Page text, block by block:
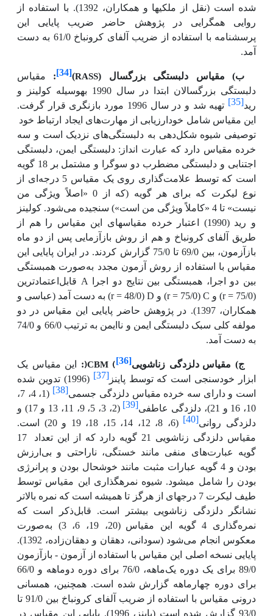
شده است (نقل از ملکیها و همکاران، 1392). با استفاده از
روایی همگرایی در پژوهش حاضر ضریب پایایی این
پرسشنامه با استفاده از ضریب آلفای کرونباخ 61/0 به دست
آمد.
ب) مقیاس دلبستگی بزرگسال (RASS
)
[34]
: مقیاس
دلبستگی بزرگسالان ابتدا در سال 1990 به­وسیله کولینز و
رید[35]
تهیه شد و در سال 1996 مورد بازنگری قرار گرفت.
این مقیاس شامل خودارزیابی از مهارت‌های ایجاد ارتباط خود
توصیفی شیوه شکل‌دهی به دلبستگی‌های نزدیک است و سه
خرده مقیاس دارد که عبارت انداز: دلبستگی ایمن، دلبستگی
اجتنابی و دلبستگی مضطرب دو سوگرا و مشتمل بر 18 گویه
است که توسط علامت‌گذاری روی یک مقیاس 5 درجه‌ای از
نوع لیکرت که برای هر گویه (که از 0 «اصلاً ویژگی من
نیست» تا 4 «کاملاً ویژگی من است») سنجیده می‌شود. کولینز
و رید (1990) اعتبار خرده مقیاس­های این مقیاس را هم از
طریق آلفای کرونباخ و هم از روش بازآزمایی پس از دو ماه
بازآزمون، بین 69/0 تا 75/0 گزارش کردند. در ایران پایایی این
مقیاس با استفاده از روش آزمون مجدد به‌صورت همبستگی
بین دو اجرا، همبستگی بین نتایج دو اجرا A قابل‌اعتمادترین
(75/0 =
r) و C
(75/0 =
r) و D
(48/0 =
r) به دست آمد (عباسی و
همکاران، 1397). در پژوهش حاضر پایایی این مقیاس در دو
مولفه کلی سبک دلبستگی ایمن و ناایمن به ترتیب 66/0 و 74/0
به دست آمد.
ج) مقیاس دلزدگی زناشویی[36]
(
CBM
)
: این مقیاس یک
ابزار خودسنجی است که توسط پاینز[37]
(1996) تدوین شده
است و دارای سه خرده مقیاس دلزدگی جسمی[38]
(1، 4، 7،
10، 16 و 21)، دلزدگی عاطفی
[39]
(2، 3، 5، 9، 11، 13 و 17) و
دلزدگی روانی[40]
(6، 8، 12، 14، 15، 18، 19 و 20) است.
مقیاس دلزدگی زناشویی 21 گویه دارد که از این تعداد
17
گویه عبارت‌های منفی مانند خستگی، ناراحتی و بی‌ارزش
بودن و 4 گویه عبارات مثبت مانند خوشحال بودن و پرانرژی
بودن را شامل می­شود. شیوه نمره­گذاری این مقیاس توسط
طیف لیکرت 7 درجه­ای از هرگز تا همیشه است که نمره بالاتر
نشانگر دلزدگی زناشویی بیشتر است. قابل‌ذکر است که
نمره‌گذاری 4 گویه این مقیاس
(20، 19، 6، 3) به‌صورت
معکوس انجام می‌شود (سودانی، دهقان و دهقان‌زاده، 1392).
پایایی نسخه اصلی این مقیاس با استفاده از آزمون - بازآزمون
89/0 برای یک دوره یک‌ماهه، 76/0 برای دوره دوماهه و 66/0
برای دوره چهارماهه گزارش شده است. همچنین، همسانی
درونی مقیاس با استفاده از ضریب آلفای کرونباخ بین 91/0 تا
93/0 گزارش شده است (پاینز، 1996). پایایی این مقیاس در